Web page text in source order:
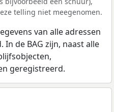
telling niet meegenomen.
van alle adressen
de BAG zijn, naast alle
geregistreerd.